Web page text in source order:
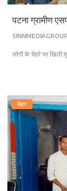
पटना ग्रामीण
लोगों के चेहरे पर खिली
बिहार